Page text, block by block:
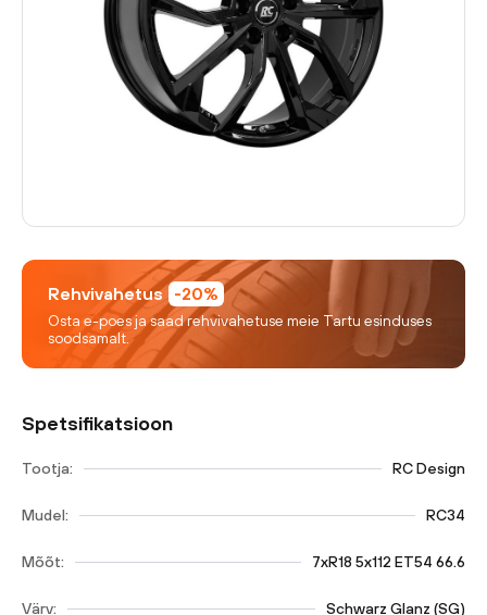
Rehvivahetus -20%
Osta e-poes ja saad rehvivahetuse meie Tartu esinduses
soodsamalt.
Spetsifikatsioon
Tootja: RC Design
Mudel: RC34
Mõõt: 7xR18 5x112 ET54 66.6
Värv: Schwarz Glanz (SG)